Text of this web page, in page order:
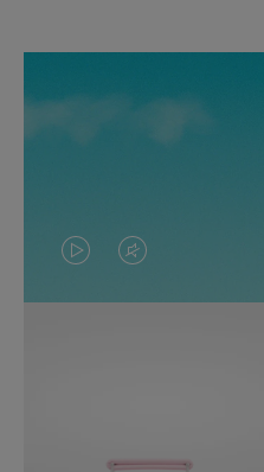
DAS
VIDEO
VIDEO
IST